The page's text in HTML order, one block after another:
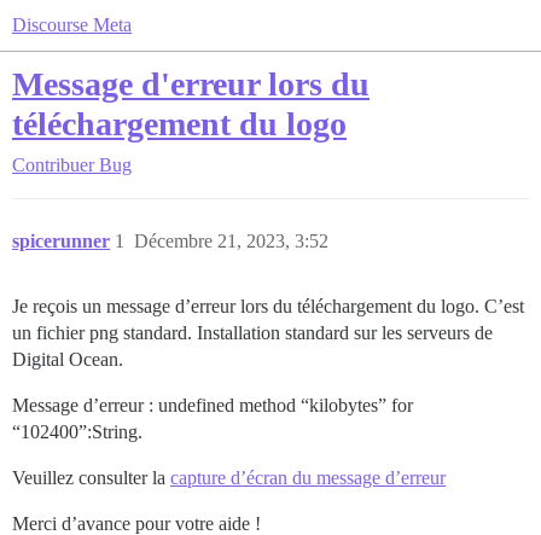
Discourse Meta
Message d'erreur lors du
téléchargement du logo
Contribuer Bug
spicerunner Décembre 21, 2023, 3:52
1
Je reçois un message d’erreur lors du téléchargement du logo. C’est
un fichier png standard. Installation standard sur les serveurs de
Digital Ocean.
Message d’erreur : undefined method “kilobytes” for
“102400”:String.
Veuillez consulter la capture d’écran du message d’erreur
Merci d’avance pour votre aide !